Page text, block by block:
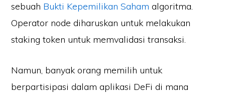
sebuah Bukti Kepemilikan Saham algoritma.
Operator node diharuskan untuk melakukan
staking token untuk memvalidasi transaksi.
Namun, banyak orang memilih untuk
berpartisipasi dalam aplikasi DeFi di mana